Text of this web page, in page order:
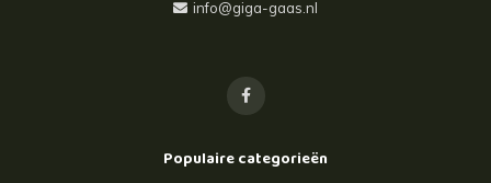
info@giga-gaas.nl
Populaire categorieën